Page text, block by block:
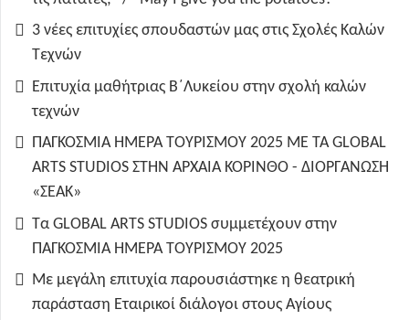
3 νέες επιτυχίες σπουδαστών μας στις Σχολές Καλών
Τεχνών
Επιτυχία μαθήτριας Β΄Λυκείου στην σχολή καλών
τεχνών
ΠΑΓΚΟΣΜΙΑ ΗΜΕΡΑ ΤΟΥΡΙΣΜΟΥ 2025 ΜΕ ΤΑ GLOBAL
ARTS STUDIOS ΣΤΗΝ ΑΡΧΑΙΑ ΚΟΡΙΝΘΟ - ΔΙΟΡΓΑΝΩΣΗ
«ΣΕΑΚ»
Τα GLOBAL ARTS STUDIOS συμμετέχουν στην
ΠΑΓΚΟΣΜΙΑ ΗΜΕΡΑ ΤΟΥΡΙΣΜΟΥ 2025
Με μεγάλη επιτυχία παρουσιάστηκε η θεατρική
παράσταση Εταιρικοί διάλογοι στους Αγίους